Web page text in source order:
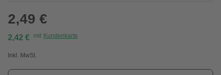
2,49 €
2,42 € mit Kundenkarte
Inkl. MwSt.